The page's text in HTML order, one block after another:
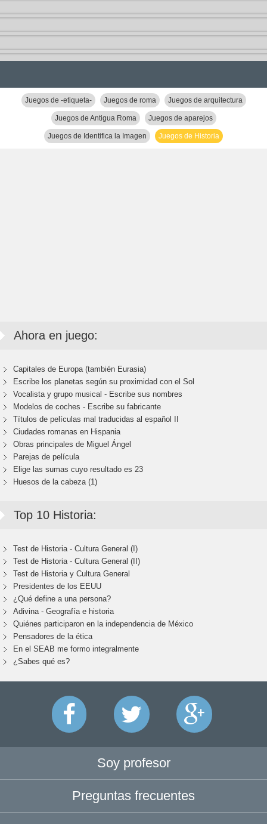
Juegos de -etiqueta- Juegos de roma Juegos de arquitectura
Juegos de Antigua Roma Juegos de aparejos
Juegos de Identifica la Imagen Juegos de Historia
Ahora en juego:
Capitales de Europa (también Eurasia)
Escribe los planetas según su proximidad con el Sol
Vocalista y grupo musical - Escribe sus nombres
Modelos de coches - Escribe su fabricante
Títulos de películas mal traducidas al español II
Ciudades romanas en Hispania
Obras principales de Miguel Ángel
Parejas de película
Elige las sumas cuyo resultado es 23
Huesos de la cabeza (1)
Top 10 Historia:
Test de Historia - Cultura General (I)
Test de Historia - Cultura General (II)
Test de Historia y Cultura General
Presidentes de los EEUU
¿Qué define a una persona?
Adivina - Geografía e historia
Quiénes participaron en la independencia de México
Pensadores de la ética
En el SEAB me formo integralmente
¿Sabes qué es?
Soy profesor
Preguntas frecuentes